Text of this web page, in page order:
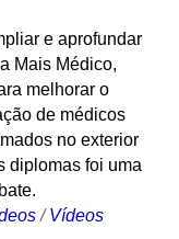
e aprofundar
Mais Médico,
melhorar o
de médicos
no exterior
diplomas foi uma
/Vídeos